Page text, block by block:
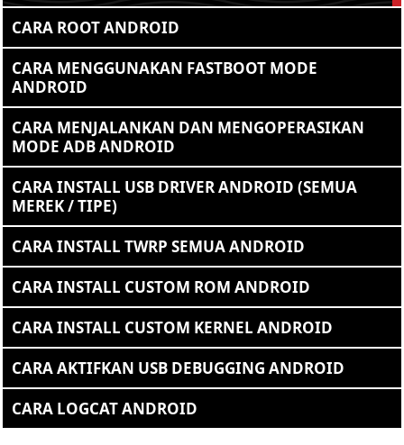
CARA ROOT ANDROID
CARA MENGGUNAKAN FASTBOOT MODE
ANDROID
CARA MENJALANKAN DAN MENGOPERASIKAN
MODE ADB ANDROID
CARA INSTALL USB DRIVER ANDROID (SEMUA
MEREK / TIPE)
CARA INSTALL TWRP SEMUA ANDROID
CARA INSTALL CUSTOM ROM ANDROID
CARA INSTALL CUSTOM KERNEL ANDROID
CARA AKTIFKAN USB DEBUGGING ANDROID
CARA LOGCAT ANDROID